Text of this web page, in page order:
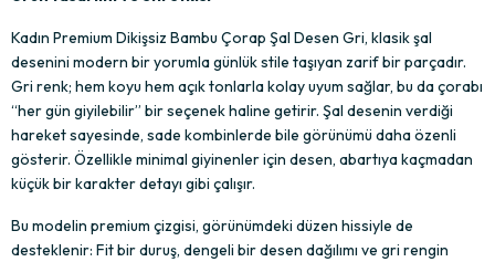
Kadın Premium Dikişsiz Bambu Çorap Şal Desen Gri, klasik şal
desenini modern bir yorumla günlük stile taşıyan zarif bir parçadır.
Gri renk; hem koyu hem açık tonlarla kolay uyum sağlar, bu da çorabı
“her gün giyilebilir” bir seçenek haline getirir. Şal desenin verdiği
hareket sayesinde, sade kombinlerde bile görünümü daha özenli
gösterir. Özellikle minimal giyinenler için desen, abartıya kaçmadan
küçük bir karakter detayı gibi çalışır.
Bu modelin premium çizgisi, görünümdeki düzen hissiyle de
desteklenir: Fit bir duruş, dengeli bir desen dağılımı ve gri rengin